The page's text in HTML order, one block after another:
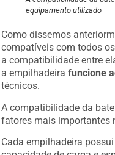
equipamento utilizado
Como dissemos
compatíveis com todos
a compatibilidade entre
a empilhadeirafuncione
técnicos.
A compatibilidade da
fatores mais importantes
Cada empilhadeira
capacidade de carga e